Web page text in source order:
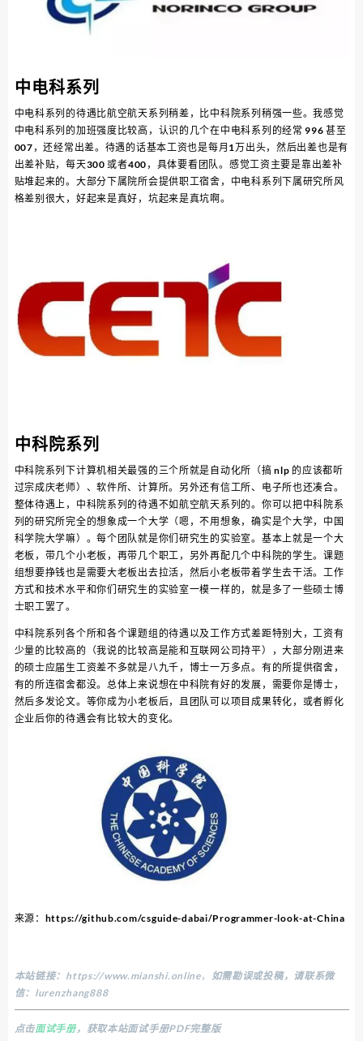
中电科系列
中电科系列的待遇比航空航天系列稍差，比中科院系列稍强一些。我感觉
中电科系列的加班强度比较高，认识的几个在中电科系列的经常 996 甚至
007，还经常出差。待遇的话基本工资也是每月1万出头，然后出差也是有
出差补贴，每天300 或者400，具体要看团队。感觉工资主要是靠出差补
贴堆起来的。大部分下属院所会提供职工宿舍，中电科系列下属研究所风
格差别很大，好起来是真好，坑起来是真坑啊。
中科院系列
中科院系列下计算机相关最强的三个所就是自动化所（搞 nlp 的应该都听
过宗成庆老师）、软件所、计算所。另外还有信工所、电子所也还凑合。
整体待遇上，中科院系列的待遇不如航空航天系列的。你可以把中科院系
列的研究所完全的想象成一个大学（嗯，不用想象，确实是个大学，中国
科学院大学嘛）。每个团队就是你们研究生的实验室。基本上就是一个大
老板，带几个小老板，再带几个职工，另外再配几个中科院的学生。课题
组想要挣钱也是需要大老板出去拉活，然后小老板带着学生去干活。工作
方式和技术水平和你们研究生的实验室一模一样的，就是多了一些硕士博
士职工罢了。
中科院系列各个所和各个课题组的待遇以及工作方式差距特别大，工资有
少量的比较高的（我说的比较高是能和互联网公司持平），大部分刚进来
的硕士应届生工资差不多就是八九千，博士一万多点。有的所提供宿舍，
有的所连宿舍都没。总体上来说想在中科院有好的发展，需要你是博士，
然后多发论文。等你成为小老板后，且团队可以项目成果转化，或者孵化
企业后你的待遇会有比较大的变化。
来源：https://github.com/csguide-dabai/Programmer-look-at-China
本站链接： https://www.mianshi.online，
如需勘误或投稿，请联系微
信：lurenzhang888
点击面试手册，获取本站面试手册PDF完整版